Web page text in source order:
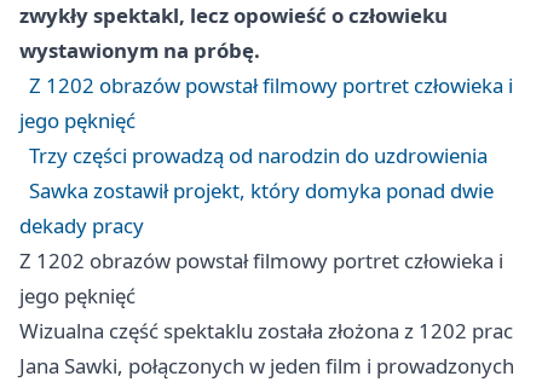
zwykły spektakl, lecz opowieść o człowieku
wystawionym na próbę.
Z 1202 obrazów powstał filmowy portret człowieka i
jego pęknięć
Trzy części prowadzą od narodzin do uzdrowienia
Sawka zostawił projekt, który domyka ponad dwie
dekady pracy
Z 1202 obrazów powstał filmowy portret człowieka i
jego pęknięć
Wizualna część spektaklu została złożona z 1202 prac
Jana Sawki, połączonych w jeden film i prowadzonych